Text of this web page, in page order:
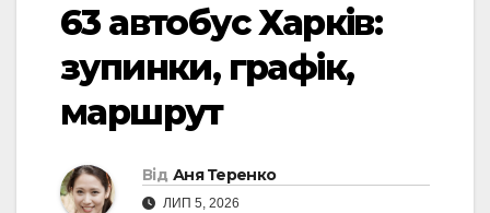
63 автобус Харків:
зупинки, графік,
маршрут
Від Аня Теренко
ЛИП 5, 2026